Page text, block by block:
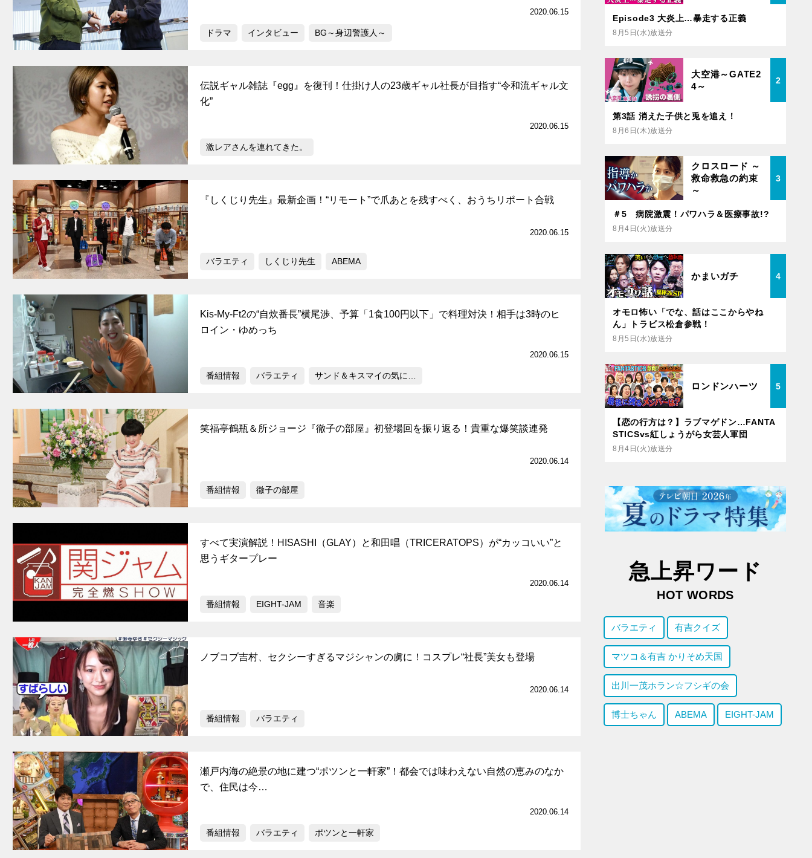
2020.06.15
ドラマ インタビュー BG～身辺警護人～
伝説ギャル雑誌『egg』を復刊！仕掛け人の23歳ギャル社長が目指す“令和流ギャル文
化”
2020.06.15
激レアさんを連れてきた。
『しくじり先生』最新企画！“リモート”で爪あとを残すべく、おうちリポート合戦
2020.06.15
バラエティ しくじり先生 ABEMA
Kis-My-Ft2の“自炊番長”横尾渉、予算「1食100円以下」で料理対決！相手は3時のヒ
ロイン・ゆめっち
2020.06.15
番組情報 バラエティ サンド＆キスマイの気に…
笑福亭鶴瓶＆所ジョージ『徹子の部屋』初登場回を振り返る！貴重な爆笑談連発
2020.06.14
番組情報 徹子の部屋
すべて実演解説！HISASHI（GLAY）と和田唱（TRICERATOPS）が“カッコいい”と
思うギタープレー
2020.06.14
番組情報 EIGHT-JAM 音楽
ノブコブ吉村、セクシーすぎるマジシャンの虜に！コスプレ“社長”美女も登場
2020.06.14
番組情報 バラエティ
瀬戸内海の絶景の地に建つ“ポツンと一軒家”！都会では味わえない自然の恵みのなか
で、住民は今…
2020.06.14
番組情報 バラエティ ポツンと一軒家
Episode3 大炎上…暴走する正義
8月5日(水)放送分
大空港～GATE2
4～
2
第3話 消えた子供と兎を追え！
8月6日(木)放送分
クロスロード ～
救命救急の約束
～
3
＃5 病院激震！パワハラ＆医療事故!?
8月4日(火)放送分
かまいガチ 4
オモロ怖い「でな、話はここからやね
ん」トラビス松倉参戦！
8月5日(水)放送分
ロンドンハーツ 5
【恋の行方は？】ラブマゲドン…FANTA
STICSvs紅しょうがら女芸人軍団
8月4日(火)放送分
急上昇ワード
HOT WORDS
バラエティ 有吉クイズ
マツコ＆有吉 かりそめ天国
出川一茂ホラン☆フシギの会
博士ちゃん ABEMA EIGHT-JAM